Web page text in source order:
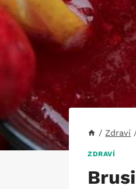
/ Zdraví
ZDRAVÍ